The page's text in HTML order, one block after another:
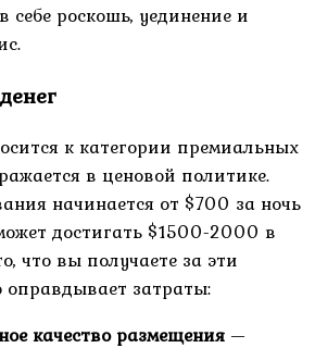
себе роскошь, уединение и
к категории премиальных
в ценовой политике.
начинается от $700 за ночь
достигать $1500-2000 в
что вы получаете за эти
оправдывает затраты:
качество размещения —